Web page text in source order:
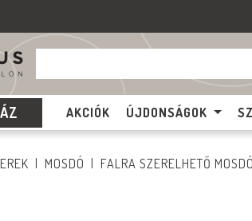
AKCIÓK ÚJDONSÁGOK
MOSDÓ FALRA SZERELHETŐ MOSDÓ